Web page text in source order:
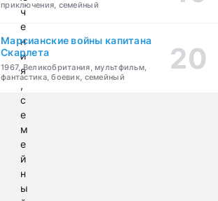
ч
е
н
и
я
,
с
е
м
е
й
н
ы
приключения, семейный
Марсианские войны капитана
Скарлета
1967, Великобритания, мультфильм,
фантастика, боевик, семейный